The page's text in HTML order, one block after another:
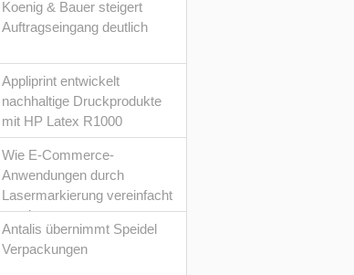
Koenig & Bauer steigert
Auftragseingang deutlich
Appliprint entwickelt
nachhaltige Druckprodukte
mit HP Latex R1000
Wie E-Commerce-
Anwendungen durch
Lasermarkierung vereinfacht
werden
Antalis übernimmt Speidel
Verpackungen